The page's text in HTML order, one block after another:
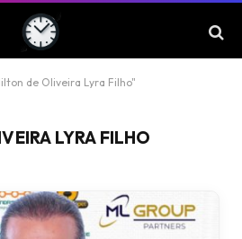
de Oliveira Lyra Filho"
LYRA FILHO